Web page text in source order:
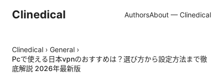
Clinedical AuthorsAbout — Clinedical
Clinedical › General ›
Pcで使える日本vpnのおすすめは？選び方から設定方法まで徹
底解説 2026年最新版